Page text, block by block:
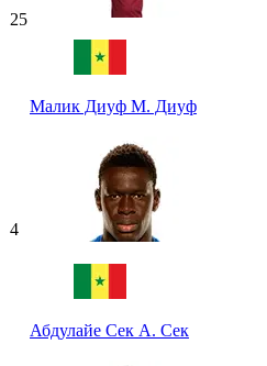
25
Малик Диуф М. Диуф
4
Абдулайе Сек А. Сек